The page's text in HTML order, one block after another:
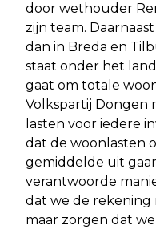
door wethouder
zijn team.
dan in Breda en
staat onder het
gaat om totale
Volkspartij Dongen
lasten voor iedere
dat de woonlasten
gemiddelde uit
verantwoorde
dat we de rekening
maar zorgen dat